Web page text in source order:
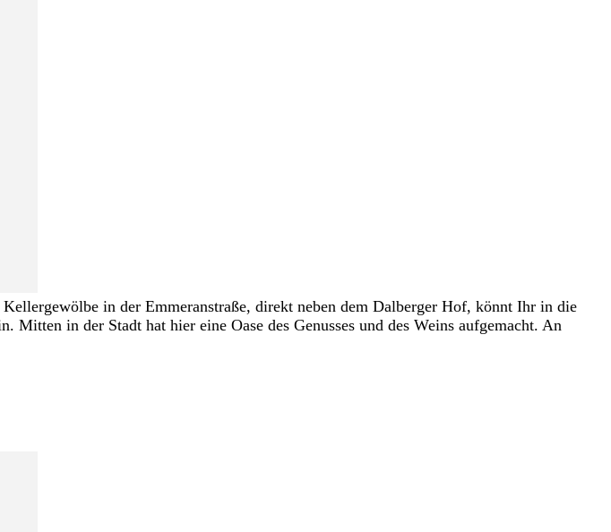
in der Emmeranstraße, direkt neben dem Dalberger Hof, könnt Ihr in die
in der Stadt hat hier eine Oase des Genusses und des Weins aufgemacht. An